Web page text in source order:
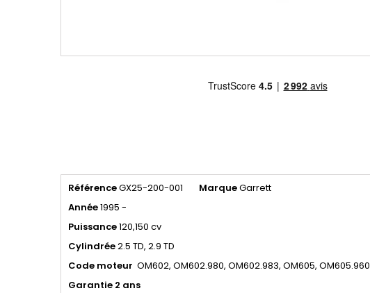
RéférenceGX25-200-001 MarqueGarrett
Année1995 -
Puissance120,150 cv
Cylindrée2.5 TD, 2.9 TD
Code moteur OM602, OM602.980, OM602.983, OM605, OM605.960
Garantie 2 ans